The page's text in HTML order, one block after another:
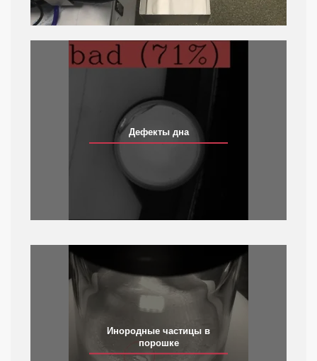
Дефекты дна
Инородные частицы в
порошке